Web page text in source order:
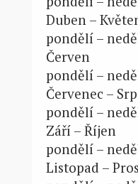
Duben –
pondělí –
Červen
pondělí –
Červenec –
pondělí –
Září – Říjen
pondělí –
Listopad –